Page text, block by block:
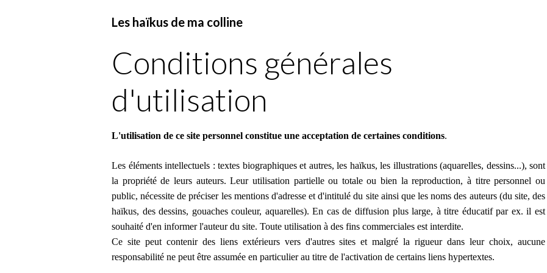
Les haïkus de ma colline
Conditions générales
d'utilisation
L'utilisation de ce site personnel constitue une acceptation de certaines conditions.
Les éléments intellectuels : textes biographiques et autres, les haïkus, les illustrations (aquarelles, dessins...), sont
la propriété de leurs auteurs. Leur utilisation partielle ou totale ou bien la reproduction, à titre personnel ou
public, nécessite de préciser les mentions d'adresse et d'intitulé du site ainsi que les noms des auteurs (du site, des
haïkus, des dessins, gouaches couleur, aquarelles). En cas de diffusion plus large, à titre éducatif par ex. il est
souhaité d'en informer l'auteur du site. Toute utilisation à des fins commerciales est interdite.
Ce site peut contenir des liens extérieurs vers d'autres sites et malgré la rigueur dans leur choix, aucune
responsabilité ne peut être assumée en particulier au titre de l'activation de certains liens hypertextes.